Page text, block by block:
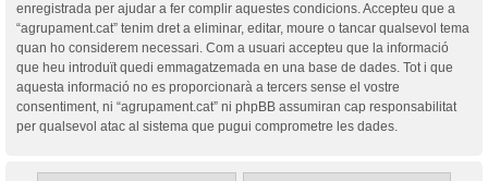
enregistrada per ajudar a fer complir aquestes condicions. Accepteu que a
“agrupament.cat” tenim dret a eliminar, editar, moure o tancar qualsevol tema
quan ho considerem necessari. Com a usuari accepteu que la informació
que heu introduït quedi emmagatzemada en una base de dades. Tot i que
aquesta informació no es proporcionarà a tercers sense el vostre
consentiment, ni “agrupament.cat” ni phpBB assumiran cap responsabilitat
per qualsevol atac al sistema que pugui comprometre les dades.